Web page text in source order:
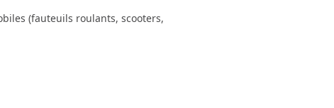
(fauteuils roulants, scooters,